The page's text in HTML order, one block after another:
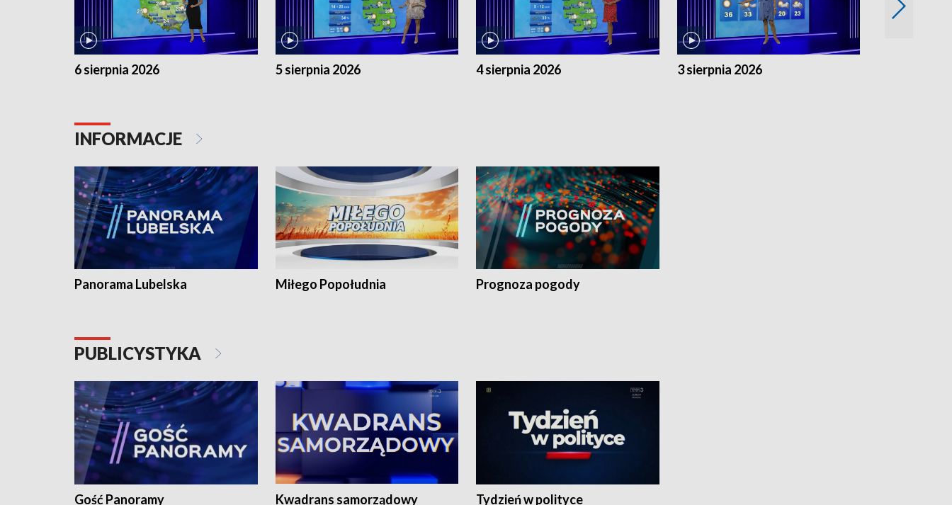
6 sierpnia 2026 5 sierpnia 2026 4 sierpnia 2026 3 sierpnia 2026
INFORMACJE
Panorama Lubelska Miłego Popołudnia Prognoza pogody
PUBLICYSTYKA
Gość Panoramy Kwadrans samorządowy Tydzień w polityce